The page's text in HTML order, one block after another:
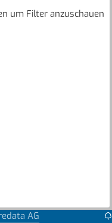
um Filter anzuschauen
AG